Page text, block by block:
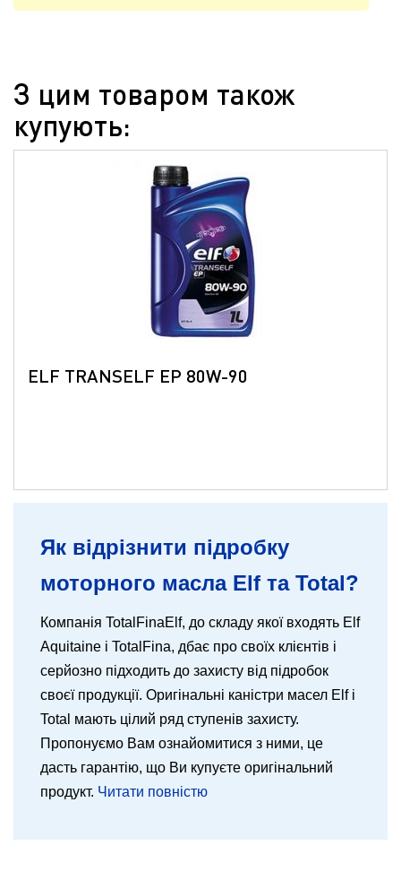
З цим товаром також
купують:
ELF TRANSELF EP 80W-90
Як відрізнити підробку
моторного масла Elf та Total?
Компанія TotalFinaElf, до складу якої входять Elf
Aquitaine і TotalFina, дбає про своїх клієнтів і
серйозно підходить до захисту від підробок
своєї продукції. Оригінальні каністри масел Elf і
Total мають цілий ряд ступенів захисту.
Пропонуємо Вам ознайомитися з ними, це
дасть гарантію, що Ви купуєте оригінальний
продукт. Читати повністю